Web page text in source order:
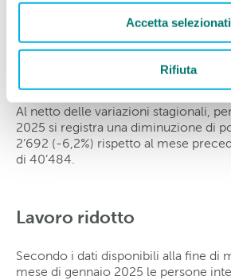
Accetta selezionati
Rifiuta
presso gli URC erano 42’530, 1’868
mese precedente (-4,2%). 23’614
soggetti all’obbligo di annuncio.
periodo dell’anno precedente, sono
posti vacanti in più (+0,3%).
Al netto delle variazioni stagionali,
2025 si registra una diminuzione di
2’692 (-6,2%) rispetto al mese
di 40’484.
Lavoro ridotto
Secondo i dati disponibili alla fine di
mese di gennaio 2025 le persone